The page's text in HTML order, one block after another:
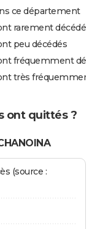
ce département
rarement décédés
peu décédés
fréquemment
très
ont quittés ?
(source :